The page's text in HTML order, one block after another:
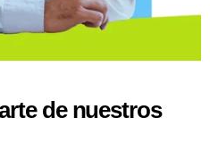
de nuestros